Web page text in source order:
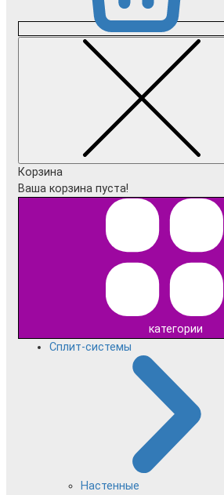
Корзина
Ваша корзина пуста!
категории
Сплит-системы
Настенные